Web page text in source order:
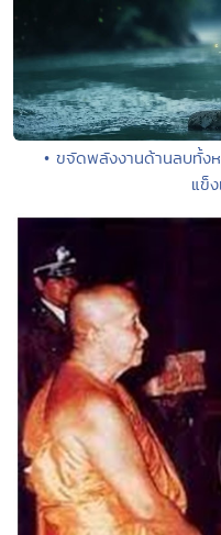
• ขจัดพลังงานด้านลบทั้ง
แข็